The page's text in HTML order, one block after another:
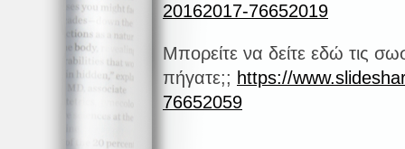
20162017-76652019
Μπορείτε να δείτε εδώ τις
πήγατε;; https://
76652059